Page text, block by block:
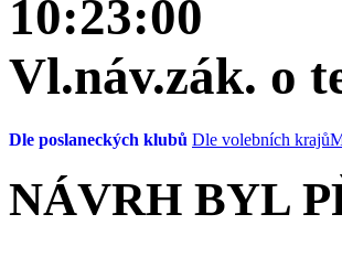
10:23:00
Vl.náv.zák. o
Dle poslaneckých klubů Dle volebních krajů
NÁVRH BYL